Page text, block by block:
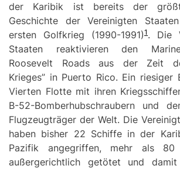
der Karibik ist bereits der
Geschichte der Vereinigten
ersten Golfkrieg (1990-1991)1 . Die
Staaten reaktivieren den
Roosevelt Roads aus der Zeit
Krieges” in Puerto Rico. Ein riesiger
Vierten Flotte mit ihren
B-52-Bomberhubschraubern und
Flugzeugträger der Welt. Die
haben bisher 22 Schiffe in der
Pazifik angegriffen, mehr als 80
außergerichtlich getötet und